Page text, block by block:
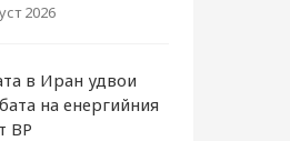
2026
в Иран удвои
на енергийния
BP